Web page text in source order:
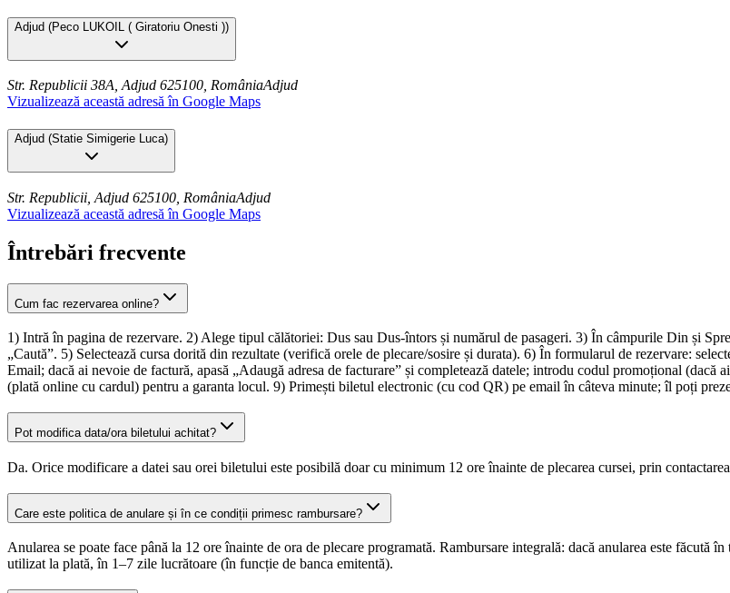
Adjud (Peco LUKOIL ( Giratoriu Onesti ))
Str. Republicii 38A, Adjud 625100, RomâniaAdjud
Vizualizează această adresă în Google Maps
Adjud (Statie Simigerie Luca)
Str. Republicii, Adjud 625100, RomâniaAdjud
Vizualizează această adresă în Google Maps
Întrebări frecvente
Cum fac rezervarea online?
1) Intră în pagina de rezervare. 2) Alege tipul călătoriei: Dus sau Dus-întors și numărul de pasageri. 3) În câmpurile Din și
„Caută”. 5) Selectează cursa dorită din rezultate (verifică orele de plecare/sosire și durata). 6) În formularul de rezervare:
Email; dacă ai nevoie de factură, apasă „Adaugă adresa de facturare” și completează datele; introdu codul promoțional
(plată online cu cardul) pentru a garanta locul. 9) Primești biletul electronic (cu cod QR) pe email în câteva minute; îl poți
Pot modifica data/ora biletului achitat?
Da. Orice modificare a datei sau orei biletului este posibilă doar cu minimum 12 ore înainte de plecarea cursei, prin
Care este politica de anulare și în ce condiții primesc rambursare?
Anularea se poate face până la 12 ore înainte de ora de plecare programată. Rambursare integrală: dacă anularea este făcută
utilizat la plată, în 1–7 zile lucrătoare (în funcție de banca emitentă).